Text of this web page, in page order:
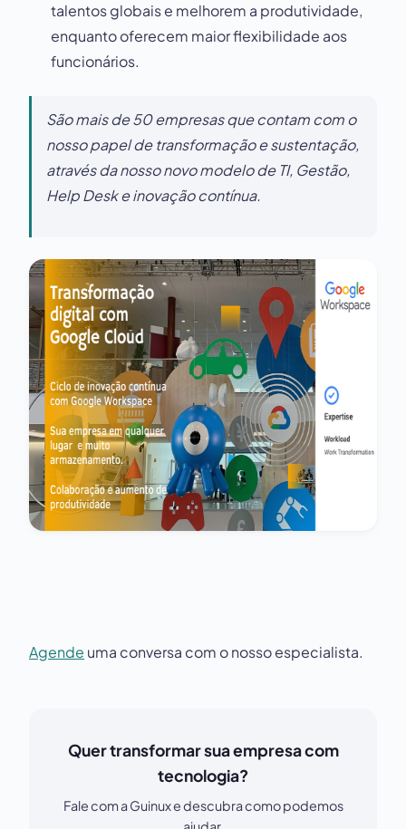
talentos globais e melhorem a produtividade,
enquanto oferecem maior flexibilidade aos
funcionários.
São mais de 50 empresas que contam com o
nosso papel de transformação e sustentação,
através da nosso novo modelo de TI, Gestão,
Help Desk e inovação contínua.
Agende uma conversa com o nosso especialista.
Quer transformar sua empresa com
tecnologia?
Fale com a Guinux e descubra como podemos